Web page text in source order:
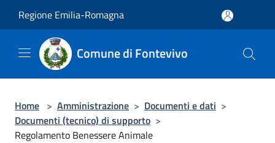
Regione Emilia-Romagna
Comune di Fontevivo
Home > Amministrazione > Documenti e dati >
Documenti (tecnico) di supporto >
Regolamento Benessere Animale